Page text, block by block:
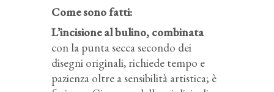
Come sono fatti:
L’incisione al bulino, combinata
con la punta secca secondo dei
disegni originali, richiede tempo e
pazienza oltre a sensibilità artistica; è